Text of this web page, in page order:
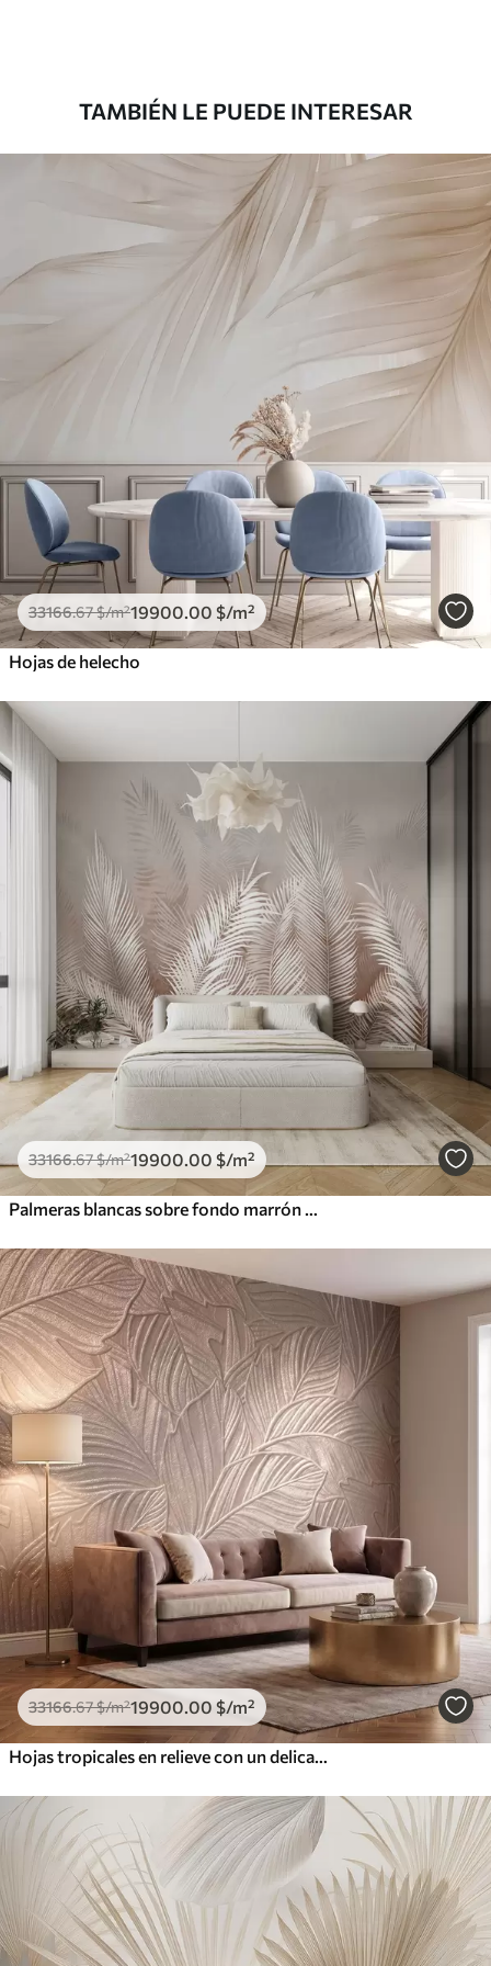
Vinilo Premium
43816.6726290.00$/m²
TAMBIÉN LE PUEDE INTERESAR
33166.67$/m²19900 .00 $/m²
Hojas de helecho
33166.67$/m²19900 .00 $/m²
33166.67$/m²19900 .00 $/m²